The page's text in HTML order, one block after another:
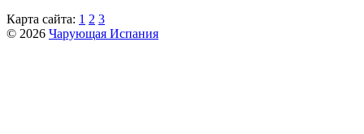
Карта сайта: 1 2 3
© 2026 Чарующая Испания